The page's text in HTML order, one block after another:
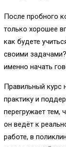
После пробного
только хорошее
как будете
своими
именно начать
Правильный курс
практику и
перегружает тем,
он ведёт к
работе, в